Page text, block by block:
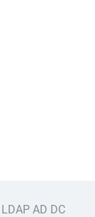
AD DC